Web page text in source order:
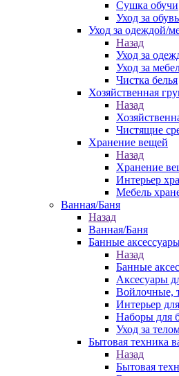
Сушка обучи
Уход за
Уход за одеждой/
Назад
Уход за
Уход за
Чистка белья
Хозяйственная
Назад
Чистящие
Хранение вещей
Назад
Хранение
Интерьер
Мебель
Ванная/Баня
Назад
Ванная/Баня
Банные
Назад
Банные
Аксесуары
Войлочные,
Интерьер
Наборы для
Уход за
Бытовая техника
Назад
Бытовая